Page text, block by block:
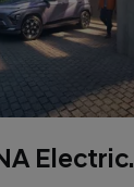
Electric.